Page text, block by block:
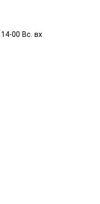
00 Вс. вх